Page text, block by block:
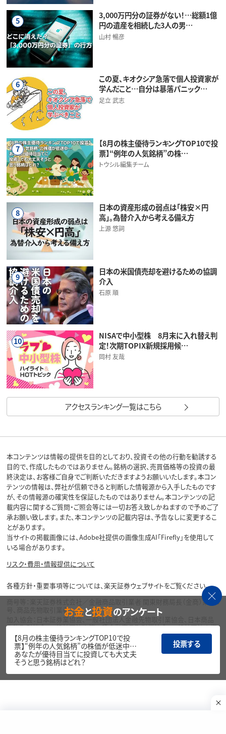
5
3,000万円分の証券がない！…総額1億
円の遺産を相続した3人の男…
山村 暢彦
6
この夏、キオクシア急落で個人投資家が
学んだこと…自分は暴落パニック…
足立 武志
7
【8月の株主優待ランキングTOP10で投
票】“例年の人気銘柄”の株…
トウシル編集チーム
8
日本の資産形成の弱点は「株安×円
高」。為替介入から考える備え方
上源 悠詞
9
日本の米国債売却を避けるための協調
介入
石原 順
10
NISAで中小型株 8月末に入れ替え判
定！次期TOPIX新規採用候…
岡村 友哉
アクセスランキング一覧はこちら
本コンテンツは情報の提供を目的としており、投資その他の行動を勧誘する
目的で、作成したものではありません。銘柄の選択、売買価格等の投資の最
終決定は、お客様ご自身でご判断いただきますようお願いいたします。本コン
テンツの情報は、弊社が信頼できると判断した情報源から入手したものです
が、その情報源の確実性を保証したものではありません。本コンテンツの記
載内容に関するご質問・ご照会等には一切お答え致しかねますので予めご了
承お願い致します。また、本コンテンツの記載内容は、予告なしに変更するこ
とがあります。
当サイトの掲載画像には、Adobe社提供の画像生成AI「Firefly」を使用して
いる場合があります。
リスク・費用・情報提供について
各種方針・重要事項等については、楽天証券ウェブサイトをご覧ください。
商号等：楽天証券株式会社／金融商品取引業者 関東財務局長（金商）第195
号、商品先物取引業者
加入協会：日本証券業協会、一般社団法人金融先物取引業協会、日本商品
先物取引協会、一般社団法人第二種金融商品取引業協会、一般社団法人資
産運用業協会
Copyright©
1999-2026 Rakuten Securities, Inc. All
Rights Reserved.
お金と投資のアンケート
【8月の株主優待ランキングTOP10で投
票】“例年の人気銘柄”の株価が低迷中…
あなたが優待目当てに投資しても大丈夫
そうと思う銘柄はどれ？
投票する